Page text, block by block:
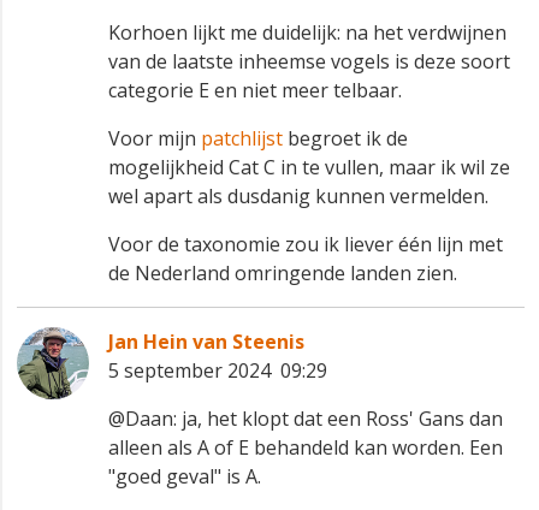
Korhoen lijkt me duidelijk: na het verdwijnen
van de laatste inheemse vogels is deze soort
categorie E en niet meer telbaar.
Voor mijn patchlijst begroet ik de
mogelijkheid Cat C in te vullen, maar ik wil ze
wel apart als dusdanig kunnen vermelden.
Voor de taxonomie zou ik liever één lijn met
de Nederland omringende landen zien.
Jan Hein van Steenis
5 september 2024 09:29
@Daan: ja, het klopt dat een Ross' Gans dan
alleen als A of E behandeld kan worden. Een
"goed geval" is A.